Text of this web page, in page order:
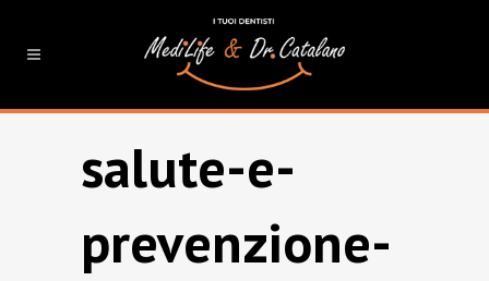
salute-e-
prevenzione-